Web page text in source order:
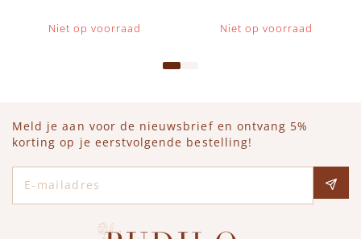
Niet op voorraad Niet op voorraad
Meld je aan voor de nieuwsbrief en ontvang 5%
korting op je eerstvolgende bestelling!